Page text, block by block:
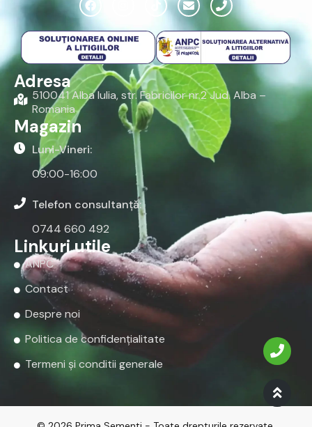
Adresa
510041 Alba Iulia, str. Fabricilor nr.2 Jud. Alba –
Romania
Magazin
Luni-Vineri:
09:00-16:00
Telefon consultanță:
0744 660 492
Linkuri utile
ANPC
Contact
Despre noi
Politica de confidențialitate
Termeni și conditii generale